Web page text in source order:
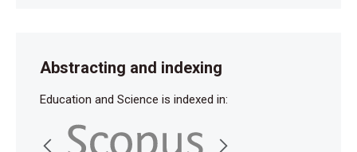
Abstracting and indexing
Education and Science is indexed in: